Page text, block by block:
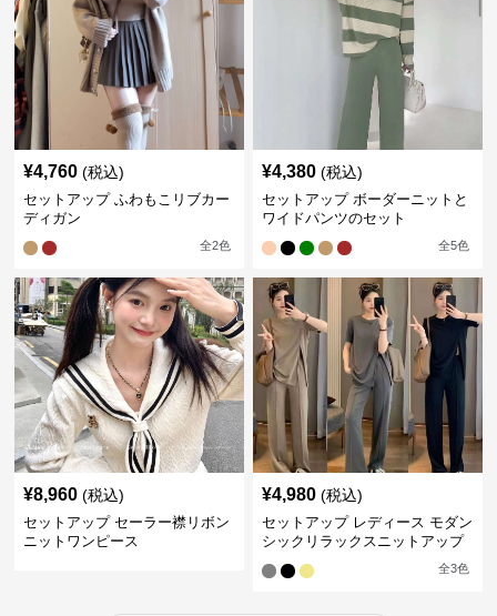
¥4,760 (税込)
セットアップ ふわもこリブカー
ディガン
全2色
¥4,380 (税込)
セットアップ ボーダーニットと
ワイドパンツのセット
全5色
¥8,960 (税込)
セットアップ セーラー襟リボン
ニットワンピース
¥4,980 (税込)
セットアップ レディース モダン
シックリラックスニットアップ
全3色